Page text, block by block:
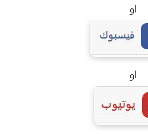
او
او